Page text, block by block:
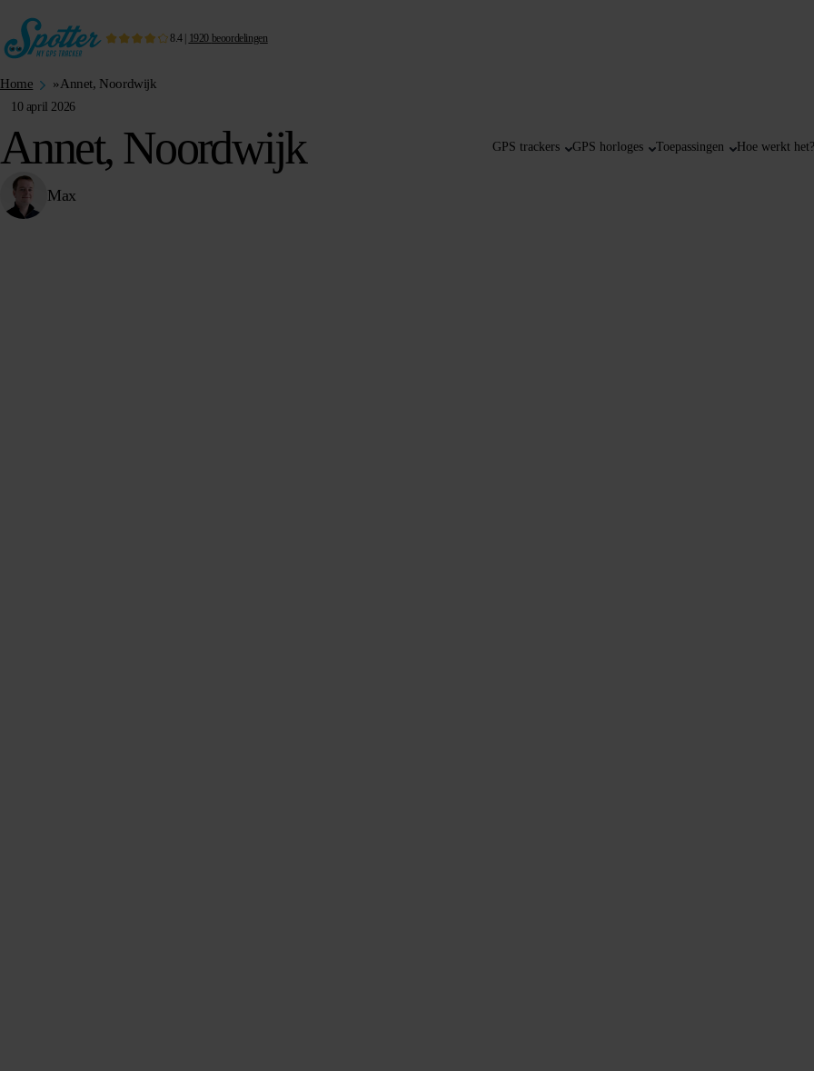
8.4| 1920 beoordelingen
GPS trackers GPS horloges Toepassingen Hoe werkt het?
Home »Annet, Noordwijk
10 april 2026
Annet, Noordwijk
Max